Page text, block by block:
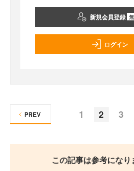
新規会員登録
ログイン
1 2 3
PREV
この記事は参考になり